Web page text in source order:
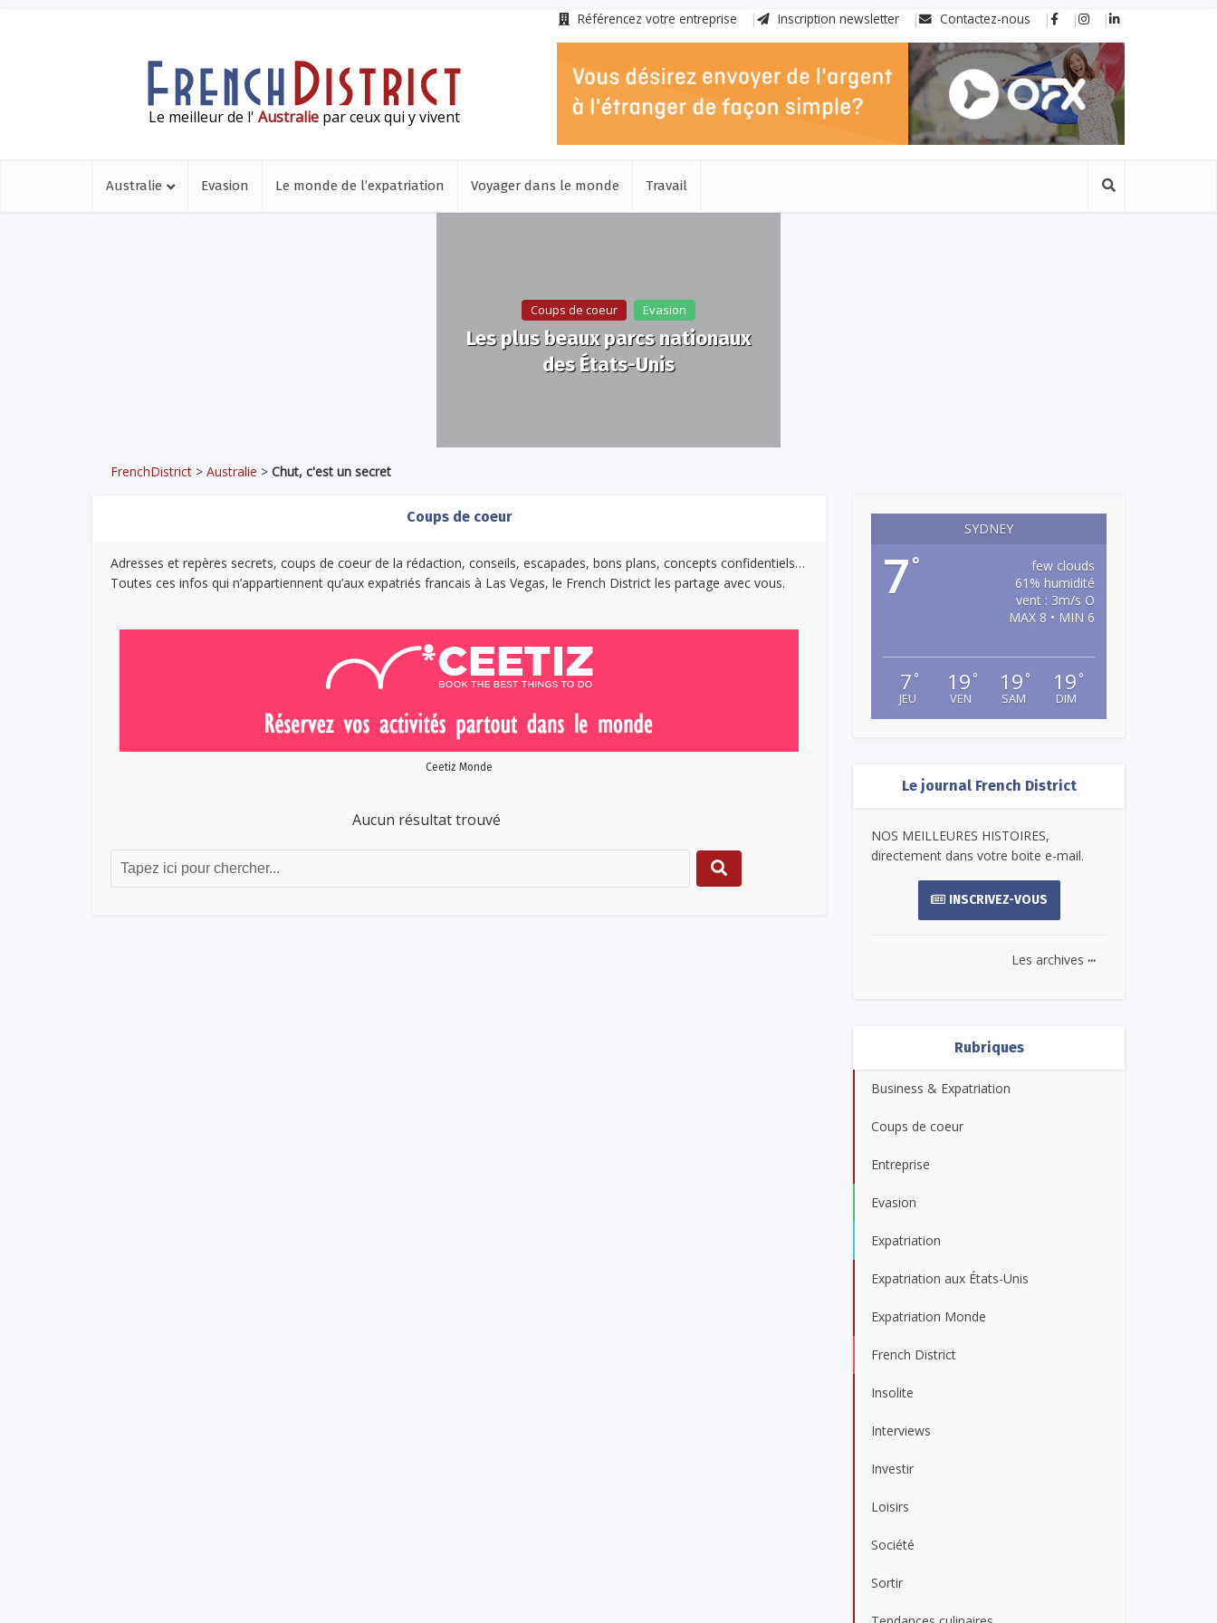
Référencez votre entreprise Inscription newsletter Contactez-nous
Le meilleur de l'Australie par ceux qui y vivent
Australie Evasion Le monde de l’expatriation Voyager dans le monde Travail
Coups de coeur Evasion
Les plus beaux parcs nationaux
des États-Unis
FrenchDistrict > Australie > Chut, c'est un secret
Coups de coeur
Adresses et repères secrets, coups de coeur de la rédaction, conseils, escapades, bons plans, concepts confidentiels…
Toutes ces infos qui n’appartiennent qu’aux expatriés francais à Las Vegas, le French District les partage avec vous.
Ceetiz Monde
Aucun résultat trouvé
SYDNEY
7°
few clouds
61% humidité
vent : 3m/s O
MAX 8 • MIN 6
7 °
JEU
19 °
VEN
19 °
SAM
19 °
DIM
Le journal French District
NOS MEILLEURES HISTOIRES,
directement dans votre boite e-mail.
INSCRIVEZ-VOUS
Les archives ...
Rubriques
Business & Expatriation
Coups de coeur
Entreprise
Evasion
Expatriation
Expatriation aux États-Unis
Expatriation Monde
French District
Insolite
Interviews
Investir
Loisirs
Société
Sortir